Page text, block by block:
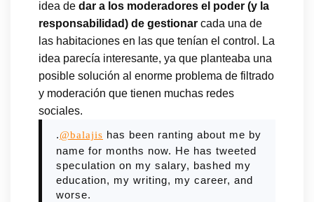
idea de dar a los moderadores el poder (y la
responsabilidad) de gestionar cada una de
las habitaciones en las que tenían el control. La
idea parecía interesante, ya que planteaba una
posible solución al enorme problema de filtrado
y moderación que tienen muchas redes
sociales.
.@balajis has been ranting about me by
name for months now. He has tweeted
speculation on my salary, bashed my
education, my writing, my career, and
worse.